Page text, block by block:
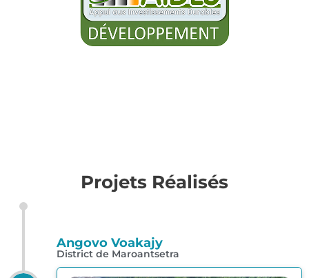
Projets Réalisés
Angovo Voakajy
District de Maroantsetra